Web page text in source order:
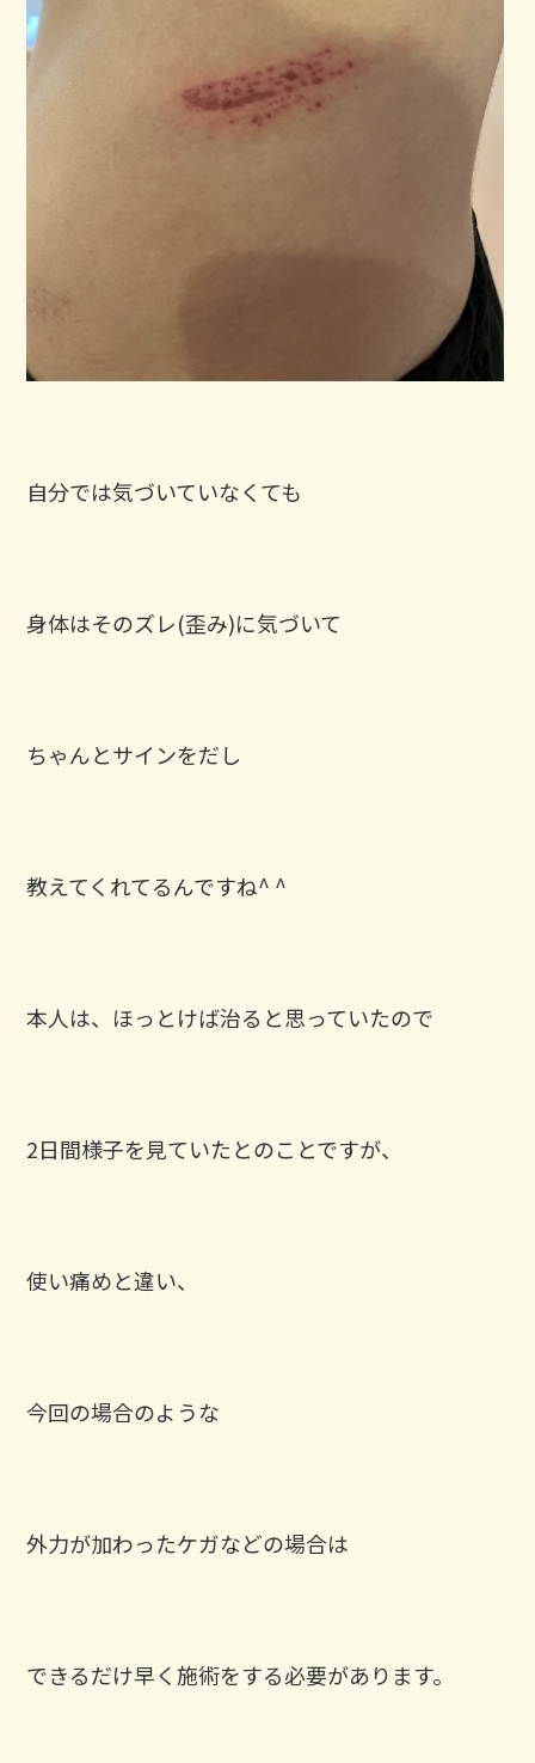
自分では気づいていなくても
身体はそのズレ(歪み)に気づいて
ちゃんとサインをだし
教えてくれてるんですね^ ^
本人は、ほっとけば治ると思っていたので
2日間様子を見ていたとのことですが、
使い痛めと違い、
今回の場合のような
外力が加わったケガなどの場合は
できるだけ早く施術をする必要があります。